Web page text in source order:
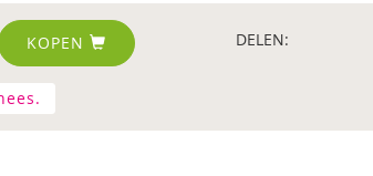
KOPEN DELEN: